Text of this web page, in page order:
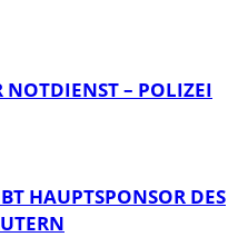
NOTDIENST – POLIZEI
HAUPTSPONSOR DES